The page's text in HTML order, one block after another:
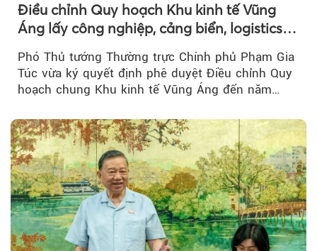
Điều chỉnh Quy hoạch Khu kinh tế Vũng
Áng lấy công nghiệp, cảng biển, logistics
Phó Thủ tướng Thường trực Chính phủ Phạm Gia
Túc vừa ký quyết định phê duyệt Điều chỉnh Quy
hoạch chung Khu kinh tế Vũng Áng đến năm